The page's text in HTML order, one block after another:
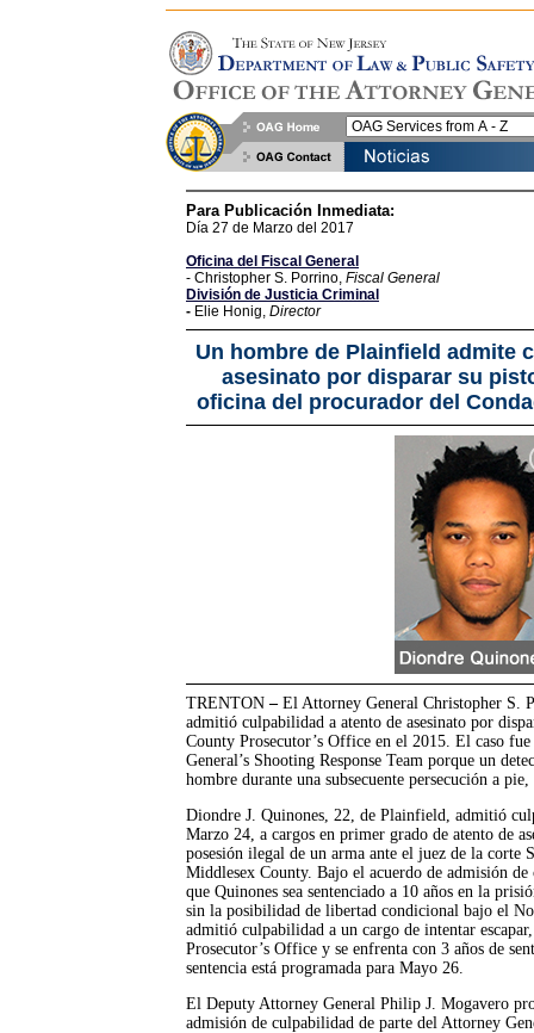
Para Publicación Inmediata:
Día 27 de Marzo del 2017
Oficina del Fiscal General
- Christopher S. Porrino, Fiscal General
División de Justicia Criminal
- Elie Honig, Director
Un hombre de Plainfield admite
asesinato por disparar su
oficina del procurador del
TRENTON – El Attorney General Christopher S.
admitió culpabilidad a atento de asesinato por
County Prosecutor’s Office en el 2015. El caso
General’s Shooting Response Team porque un
hombre durante una subsecuente persecución a
Diondre J. Quinones, 22, de Plainfield, admitió
Marzo 24, a cargos en primer grado de atento de
posesión ilegal de un arma ante el juez de la corte
Middlesex County. Bajo el acuerdo de admisión
que Quinones sea sentenciado a 10 años en la
sin la posibilidad de libertad condicional bajo el
admitió culpabilidad a un cargo de intentar
Prosecutor’s Office y se enfrenta con 3 años de
sentencia está programada para Mayo 26.
El Deputy Attorney General Philip J. Mogavero
admisión de culpabilidad de parte del Attorney